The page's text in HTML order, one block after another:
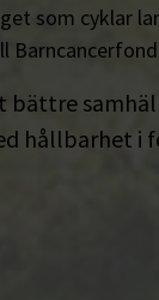
som cyklar
hållbarhet i